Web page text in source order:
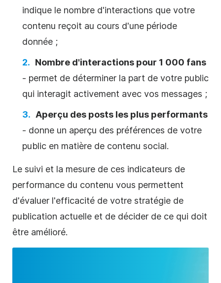
indique le nombre d'interactions que votre
contenu reçoit au cours d'une période
donnée ;
Nombre d'interactions pour 1 000 fans
- permet de déterminer la part de votre public
qui interagit activement avec vos messages ;
Aperçu des posts les plus performants
- donne un aperçu des préférences de votre
public en matière de contenu social.
Le suivi et la mesure de ces indicateurs de
performance du contenu vous permettent
d'évaluer l'efficacité de votre stratégie de
publication actuelle et de décider de ce qui doit
être amélioré.